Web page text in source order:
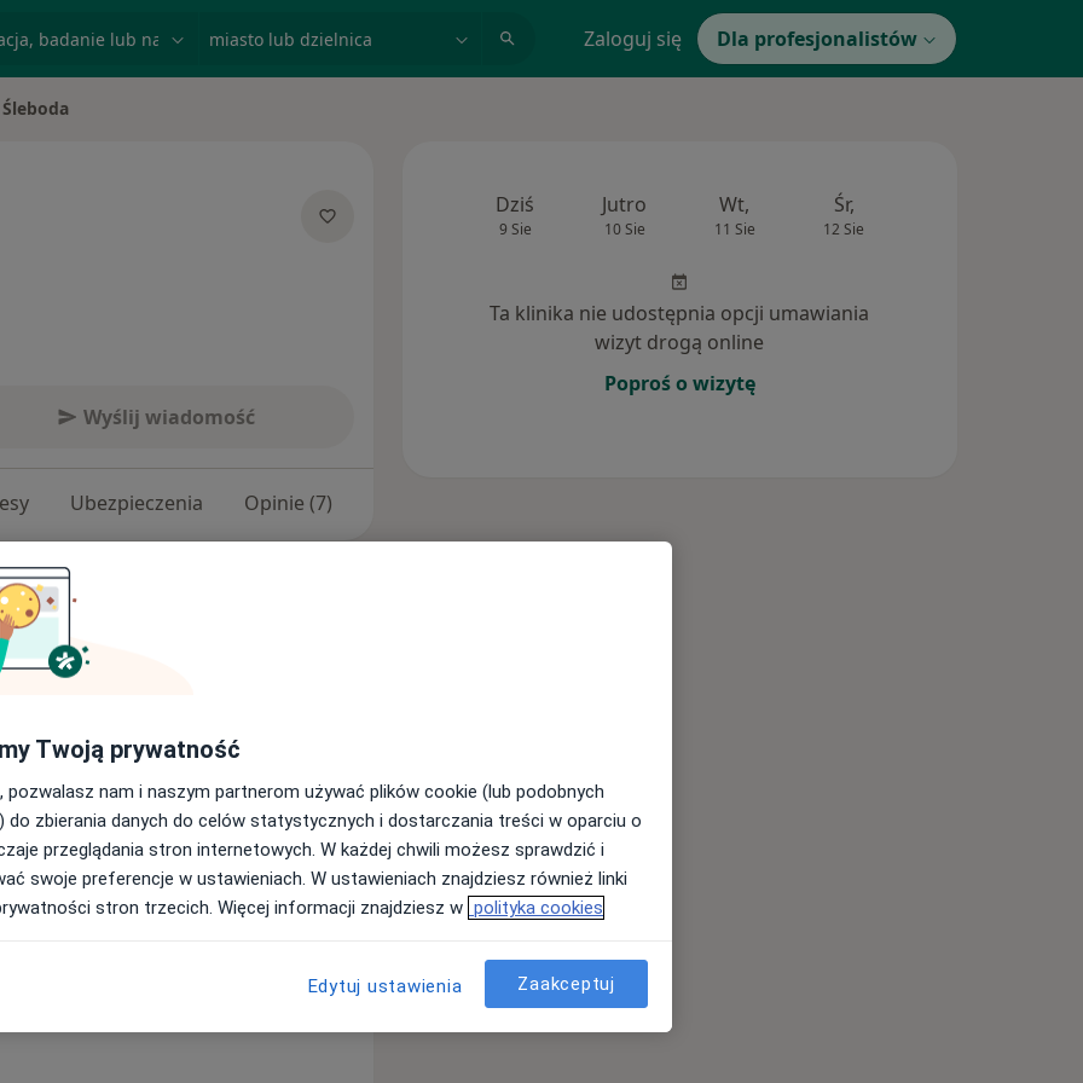
Zaloguj się Dla profesjonalistów
Wyślij wiadomość
Ubezpieczenia Opinie (7)
Uniwersytetu
Towarzystwa Lekarskiego oraz
dziećmi, szczególnie nad
chorób wieku dziecięcego, a
i dziećmi urodzonymi z niską masą
zakresu usług, w tym:
ochronnych
i niemowląt
Dziś
9 Sie
Jutro
10 Sie
Wt,
11 Sie
Śr,
12 Sie
Ta klinika nie udostępnia opcji umawiania
wizyt drogą online
Poproś o wizytę
Twoją prywatność
pozwalasz nam i naszym partnerom używać plików cookie (lub podobnych
do zbierania danych do celów statystycznych i dostarczania treści w oparciu o
przeglądania stron internetowych. W każdej chwili możesz sprawdzić i
swoje preferencje w ustawieniach. W ustawieniach znajdziesz również linki
stron trzecich. Więcej informacji znajdziesz w polityka cookies
Edytuj ustawienia Zaakceptuj